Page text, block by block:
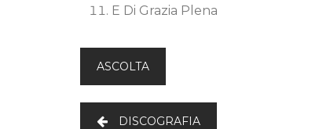
E Di Grazia Plena
ASCOLTA
DISCOGRAFIA